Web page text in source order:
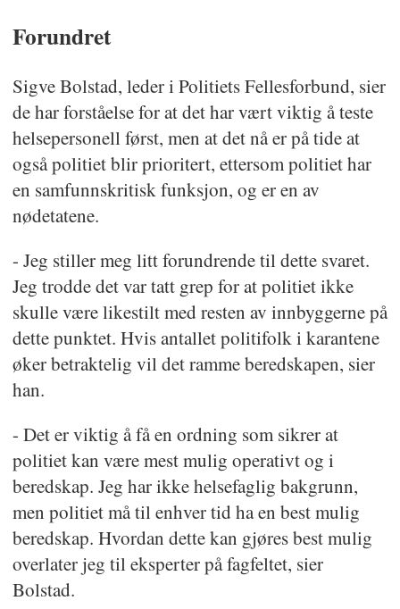
Forundret
Sigve Bolstad, leder i Politiets Fellesforbund, sier
de har forståelse for at det har vært viktig å teste
helsepersonell først, men at det nå er på tide at
også politiet blir prioritert, ettersom politiet har
en samfunnskritisk funksjon, og er en av
nødetatene.
- Jeg stiller meg litt forundrende til dette svaret.
Jeg trodde det var tatt grep for at politiet ikke
skulle være likestilt med resten av innbyggerne på
dette punktet. Hvis antallet politifolk i karantene
øker betraktelig vil det ramme beredskapen, sier
han.
- Det er viktig å få en ordning som sikrer at
politiet kan være mest mulig operativt og i
beredskap. Jeg har ikke helsefaglig bakgrunn,
men politiet må til enhver tid ha en best mulig
beredskap. Hvordan dette kan gjøres best mulig
overlater jeg til eksperter på fagfeltet, sier
Bolstad.